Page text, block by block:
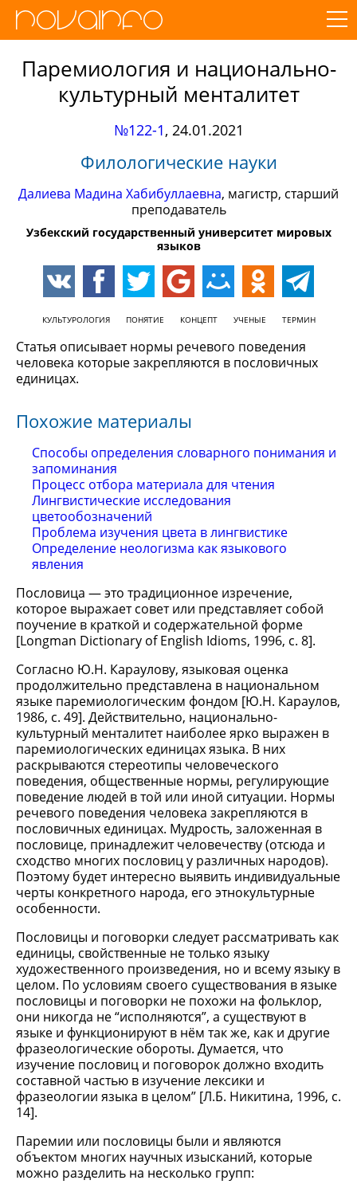
Паремиология и национально-
культурный менталитет
№122-1, 24.01.2021
Филологические науки
Далиева Мадина Хабибуллаевна, магистр, старший
преподаватель
Узбекский государственный университет мировых
языков
КУЛЬТУРОЛОГИЯ ПОНЯТИЕ КОНЦЕПТ УЧЕНЫЕ ТЕРМИН
Статья описывает нормы речевого поведения
человека которые закрепляются в пословичных
единицах.
Похожие материалы
Способы определения словарного понимания и
запоминания
Процесс отбора материала для чтения
Лингвистические исследования
цветообозначений
Проблема изучения цвета в лингвистике
Определение неологизма как языкового
явления
Пословица — это традиционное изречение,
которое выражает совет или представляет собой
поучение в краткой и содержательной форме
[Longman Dictionary of English Idioms, 1996, с. 8].
Согласно Ю.Н. Караулову, языковая оценка
продолжительно представлена в национальном
языке паремиологическим фондом [Ю.Н. Караулов,
1986, с. 49]. Действительно, национально-
культурный менталитет наиболее ярко выражен в
паремиологических единицах языка. В них
раскрываются стереотипы человеческого
поведения, общественные нормы, регулирующие
поведение людей в той или иной ситуации. Нормы
речевого поведения человека закрепляются в
пословичных единицах. Мудрость, заложенная в
пословице, принадлежит человечеству (отсюда и
сходство многих пословиц у различных народов).
Поэтому будет интересно выявить индивидуальные
черты конкретного народа, его этнокультурные
особенности.
Пословицы и поговорки следует рассматривать как
единицы, свойственные не только языку
художественного произведения, но и всему языку в
целом. По условиям своего существования в языке
пословицы и поговорки не похожи на фольклор,
они никогда не “исполняются”, а существуют в
языке и функционируют в нём так же, как и другие
фразеологические обороты. Думается, что
изучение пословиц и поговорок должно входить
составной частью в изучение лексики и
фразеологии языка в целом” [Л.Б. Никитина, 1996, с.
14].
Паремии или пословицы были и являются
объектом многих научных изысканий, которые
можно разделить на несколько групп: